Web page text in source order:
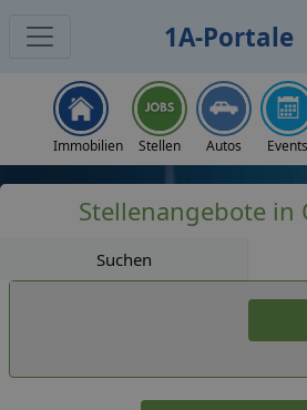
1A-Portale
Immobilien Stellen Autos Events
Stellenangebote in
Suchen